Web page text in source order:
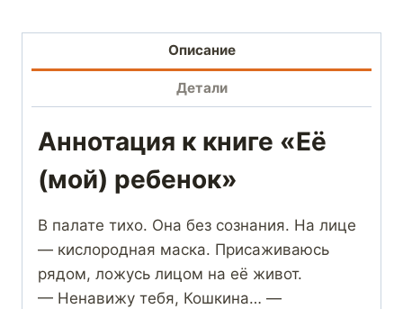
Описание
Детали
Аннотация к книге «Её
(мой) ребенок»
В палате тихо. Она без сознания. На лице
— кислородная маска. Присаживаюсь
рядом, ложусь лицом на её живот.
— Ненавижу тебя, Кошкина… —